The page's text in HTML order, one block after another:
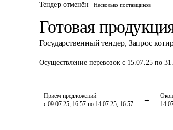
Тендер отменён Несколько поставщиков
Готовая
Государственный тендер, Запрос
Осуществление перевозок с 15.07.25 по
Приём предложений
с 09.07.25, 16:57 по 14.07.25, 16:57